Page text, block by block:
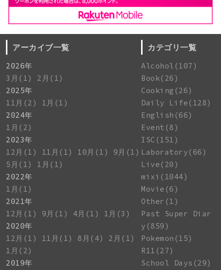
アーカイブ一覧
2026年
3月(1)
2月(1)
2025年
11月(2)
1月(1)
2024年
1月(2)
2023年
12月(1)
11月(1) 10月(1)
9月(1)
5月(1)
1月(1)
2022年
1月(1)
2021年
12月(1)
9月(1) 4月(1)
1月(3)
2020年
12月(1)
11月(1) 8月(4)
2月(1)
1月(2)
2019年
カテゴリ一覧
Alcohol(107)
Book(26)
Cooking(26)
Daily Life(128)
English(66)
Event(8)
ISC(151)
Laboratory(66)
Live(20)
mixi(1044)
Movie(6)
Other(1)
Past Super Diar
y(859)
Pokemon(15)
R11(27)
School Days(29)